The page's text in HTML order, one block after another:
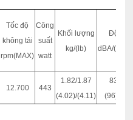
Tốc độ
không tải
rpm(MAX)
Công
suất
watt
Khối lượng
kg/(lb)
Độ ồn
dBA/
12.700 443
1.82/1.87
(4.02)/(4.11)
83/82
(96)/(94)